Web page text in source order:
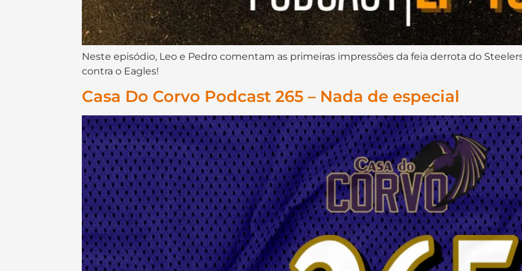
Neste episódio, Leo e Pedro comentam as primeiras impressões da feia derrota do
contra o Eagles!
Casa Do Corvo Podcast 265 – Nada de especial